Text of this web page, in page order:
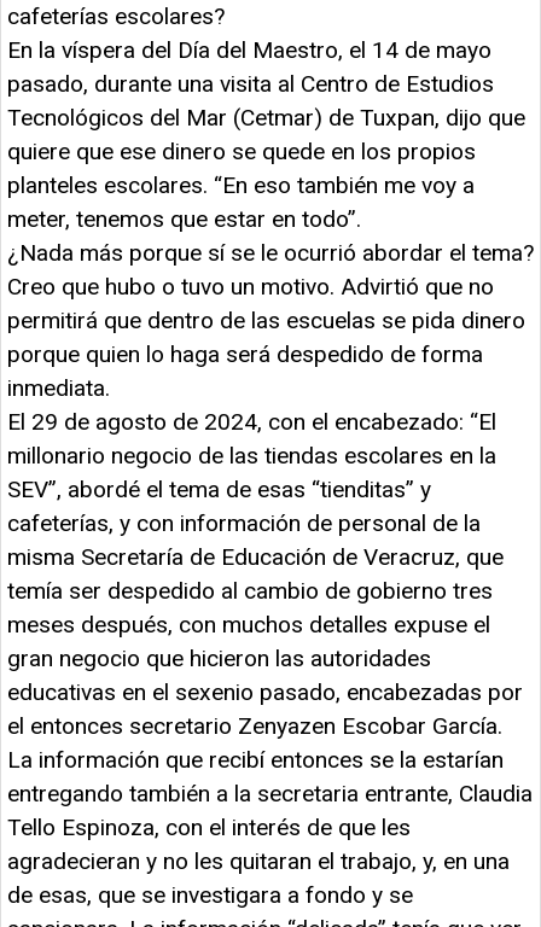
cafeterías escolares?
En la víspera del Día del Maestro, el 14 de mayo
pasado, durante una visita al Centro de Estudios
Tecnológicos del Mar (Cetmar) de Tuxpan, dijo que
quiere que ese dinero se quede en los propios
planteles escolares. “En eso también me voy a
meter, tenemos que estar en todo”.
¿Nada más porque sí se le ocurrió abordar el tema?
Creo que hubo o tuvo un motivo. Advirtió que no
permitirá que dentro de las escuelas se pida dinero
porque quien lo haga será despedido de forma
inmediata.
El 29 de agosto de 2024, con el encabezado: “El
millonario negocio de las tiendas escolares en la
SEV”, abordé el tema de esas “tienditas” y
cafeterías, y con información de personal de la
misma Secretaría de Educación de Veracruz, que
temía ser despedido al cambio de gobierno tres
meses después, con muchos detalles expuse el
gran negocio que hicieron las autoridades
educativas en el sexenio pasado, encabezadas por
el entonces secretario Zenyazen Escobar García.
La información que recibí entonces se la estarían
entregando también a la secretaria entrante, Claudia
Tello Espinoza, con el interés de que les
agradecieran y no les quitaran el trabajo, y, en una
de esas, que se investigara a fondo y se